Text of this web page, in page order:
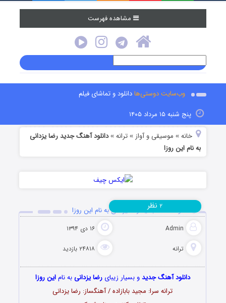
مشاهده فهرست
وب‌سایت دوستی‌هادانلود و تماشای فیلم
پنج شنبه ۱۵ مرداد ۱۴۰۵
خانه » موسیقی و آواز »ترانه »دانلود آهنگ جدید رضا یزدانی
به نام این روزا
دانلود آهنگ جدید رضا یزدانی به نام این روزا
Admin ۱۶ دی ۱۳۹۴
ترانه ۲۴۸۱۸ بازدید
۲ نظر
دانلود آهنگ جدیدو بسیار زیبایرضا یزدانیبه ناماین روزا
ترانه سرا: مجید بابازاده / آهنگساز: رضا یزدانی